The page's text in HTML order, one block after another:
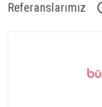
Referanslarımız